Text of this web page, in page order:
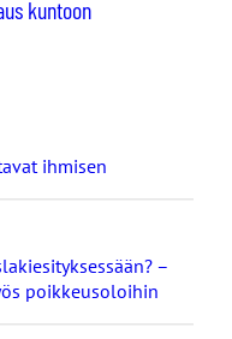
kuntoon
ihmisen
–
poikkeusoloihin